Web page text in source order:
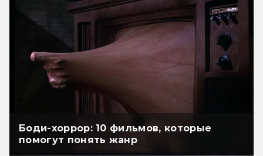
Боди-хоррор: 10 фильмов, которые
помогут понять жанр